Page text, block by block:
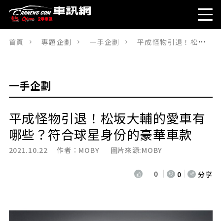
首頁 專題企劃 一手企劃 平成怪物引退！松坂大輔的愛車有哪些？符合球星身份的豪華車款
一手企劃
平成怪物引退！松坂大輔的愛車有
哪些？符合球星身份的豪華車款
2021.10.22 作者： MOBY 圖片來源:MOBY
0 0 分享